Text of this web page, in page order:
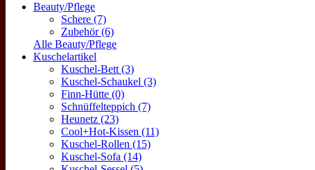
Beauty/Pflege
Schere (7)
Zubehör (6)
Alle Beauty/Pflege
Kuschelartikel
Kuschel-Bett (3)
Kuschel-Schaukel (3)
Finn-Hütte (0)
Schnüffelteppich (7)
Heunetz (23)
Cool+Hot-Kissen (11)
Kuschel-Rollen (15)
Kuschel-Sofa (14)